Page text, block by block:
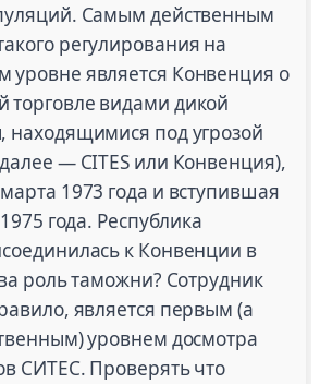
Самым действенным
регулирования на
уровне является Конвенция о
торговле видами дикой
под угрозой
— CITES или Конвенция),
1973 года и вступившая
года. Республика
к Конвенции в
роль таможни? Сотрудник
является первым (а
уровнем досмотра
СИТЕС. Проверять что